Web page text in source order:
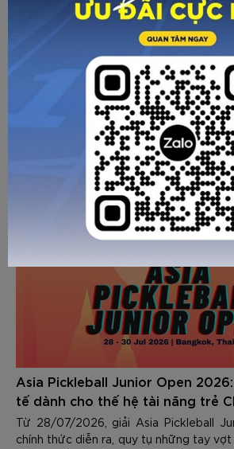
chắc chắn sẽ để lại những dấu ấn
người hâm mộ và mở ra một chương
trào Pickleball tại Việt Nam!
Về trang trước
Gửi email In
CÁC BÀI VIẾT KHÁC
Asia Pickleball Junior Open
tế dành cho thế hệ tài năng trẻ
Từ 28/07/2026, giải Asia Pickleball
chính thức diễn ra, quy tụ những tay